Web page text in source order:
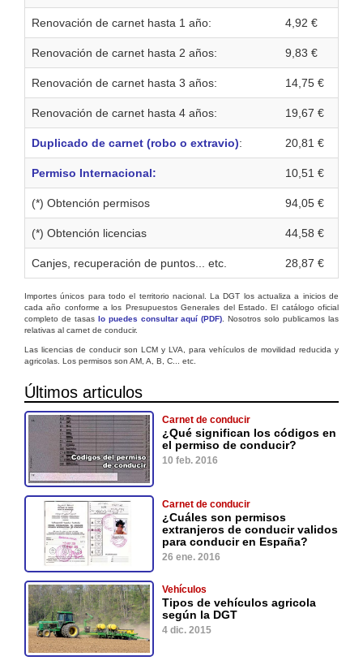
Renovación de carnet hasta 1 año: 4,92 €
Renovación de carnet hasta 2 años: 9,83 €
Renovación de carnet hasta 3 años: 14,75 €
Renovación de carnet hasta 4 años: 19,67 €
Duplicado de carnet (robo o extravio): 20,81 €
Permiso Internacional: 10,51 €
(*) Obtención permisos 94,05 €
(*) Obtención licencias 44,58 €
Canjes, recuperación de puntos... etc. 28,87 €
Importes únicos para todo el territorio nacional. La DGT los actualiza a inicios de
cada año conforme a los Presupuestos Generales del Estado. El catálogo oficial
completo de tasas lo puedes consultar aquí (PDF) . Nosotros solo publicamos las
relativas al carnet de conducir.
Las licencias de conducir son LCM y LVA, para vehículos de movilidad reducida y
agricolas. Los permisos son AM, A, B, C... etc.
Últimos articulos
Carnet de conducir
¿Qué significan los códigos en
el permiso de conducir?
10 feb. 2016
Carnet de conducir
¿Cuáles son permisos
extranjeros de conducir validos
para conducir en España?
26 ene. 2016
Vehículos
Tipos de vehículos agricola
según la DGT
4 dic. 2015